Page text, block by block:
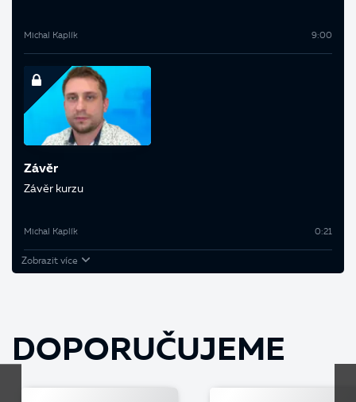
Michal Kaplík 9:00
Závěr
Závěr kurzu
Michal Kaplík 0:21
Zobrazit více
DOPORUČUJEME